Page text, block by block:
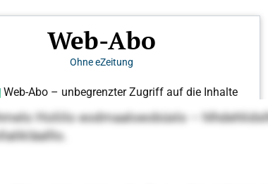
Holiilo eodmaaloeobüslo –